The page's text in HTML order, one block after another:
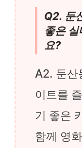
Q2. 둔
좋은
요?
A2. 둔산
이트를
기 좋은
함께 영